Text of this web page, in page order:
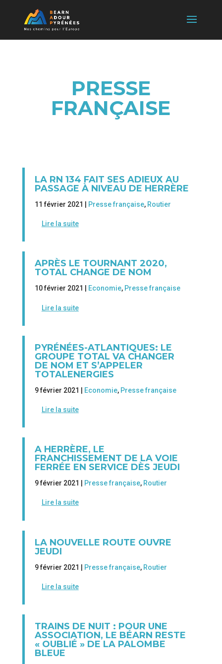
PRESSE
FRANÇAISE
LA RN 134 FAIT SES ADIEUX AU
PASSAGE À NIVEAU DE HERRÈRE
11 février 2021 | Presse française, Routier
Lire la suite
APRÈS LE TOURNANT 2020,
TOTAL CHANGE DE NOM
10 février 2021 | Economie, Presse française
Lire la suite
PYRÉNÉES-ATLANTIQUES: LE
GROUPE TOTAL VA CHANGER
DE NOM ET S’APPELER
TOTALENERGIES
9 février 2021 | Economie, Presse française
Lire la suite
A HERRÈRE, LE
FRANCHISSEMENT DE LA VOIE
FERRÉE EN SERVICE DÈS JEUDI
9 février 2021 | Presse française, Routier
Lire la suite
LA NOUVELLE ROUTE OUVRE
JEUDI
9 février 2021 | Presse française, Routier
Lire la suite
TRAINS DE NUIT : POUR UNE
ASSOCIATION, LE BÉARN RESTE
« OUBLIÉ » DE LA PALOMBE
BLEUE